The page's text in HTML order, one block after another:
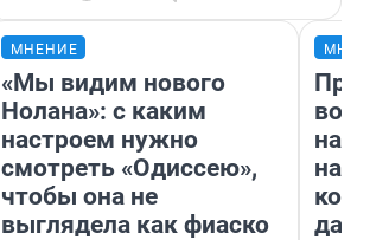
МНЕНИЕ
«Мы видим нового
Нолана»: с каким
настроем нужно
смотреть «Одиссею»,
чтобы она не
выглядела как фиаско
нам
даже